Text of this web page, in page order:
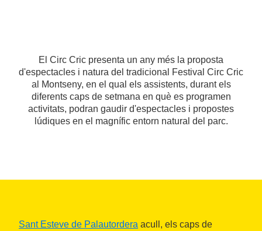
El Circ Cric presenta un any més la proposta
d'espectacles i natura del tradicional Festival Circ Cric
al Montseny, en el qual els assistents, durant els
diferents caps de setmana en què es programen
activitats, podran gaudir d'espectacles i propostes
lúdiques en el magnífic entorn natural del parc.
Sant Esteve de Palautordera acull, els caps de